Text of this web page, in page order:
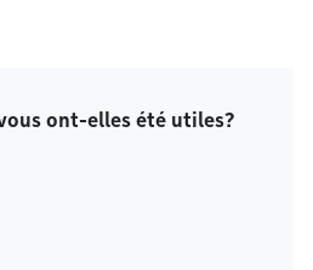
ont-elles été utiles?